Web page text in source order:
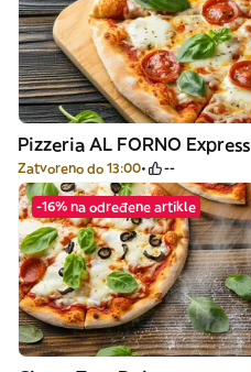
Pizzeria AL FORNO Express
Zatvoreno do 13:00 --
-16% na određene artikle